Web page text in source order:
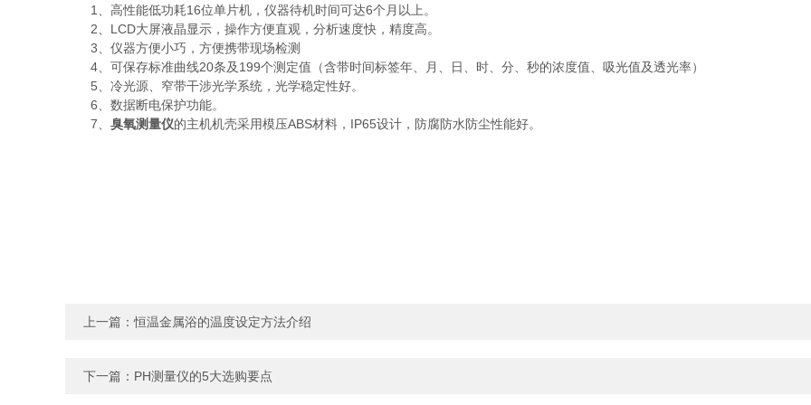
1、高性能低功耗16位单片机，仪器待机时间可达6个月以上。
2、LCD大屏液晶显示，操作方便直观，分析速度快，精度高。
3、仪器方便小巧，方便携带现场检测
4、可保存标准曲线20条及199个测定值（含带时间标签年、月、日、时、分、秒的浓度值、吸光值及透光率）
5、冷光源、窄带干涉光学系统，光学稳定性好。
6、数据断电保护功能。
7、 臭氧测量仪的主机机壳采用模压ABS材料，IP65设计，防腐防水防尘性能好。
上一篇：恒温金属浴的温度设定方法介绍
下一篇： PH测量仪的5大选购要点